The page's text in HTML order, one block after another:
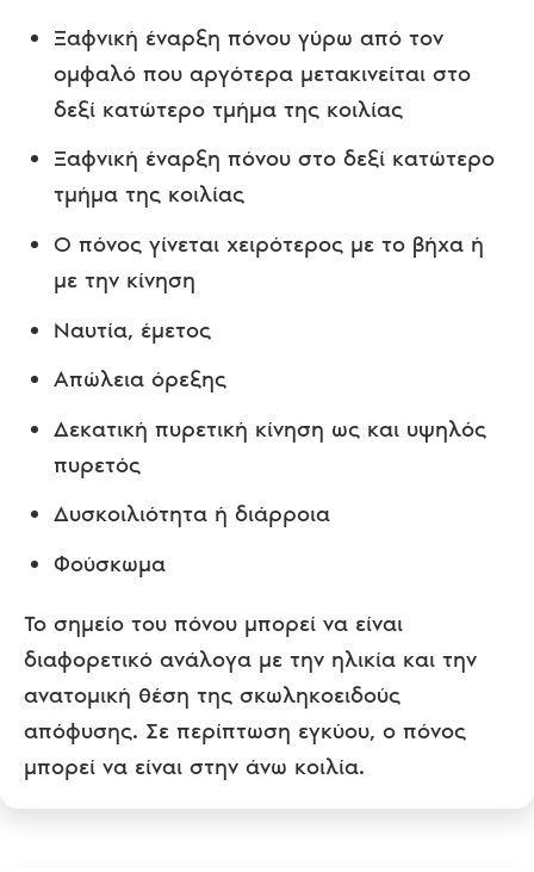
Ξαφνική έναρξη πόνου γύρω από τον
ομφαλό που αργότερα μετακινείται στο
δεξί κατώτερο τμήμα της κοιλίας
Ξαφνική έναρξη πόνου στο δεξί κατώτερο
τμήμα της κοιλίας
Ο πόνος γίνεται χειρότερος με το βήχα ή
με την κίνηση
Ναυτία, έμετος
Απώλεια όρεξης
Δεκατική πυρετική κίνηση ως και υψηλός
πυρετός
Δυσκοιλιότητα ή διάρροια
Φούσκωμα
Το σημείο του πόνου μπορεί να είναι
διαφορετικό ανάλογα με την ηλικία και την
ανατομική θέση της σκωληκοειδούς
απόφυσης. Σε περίπτωση εγκύου, ο πόνος
μπορεί να είναι στην άνω κοιλία.